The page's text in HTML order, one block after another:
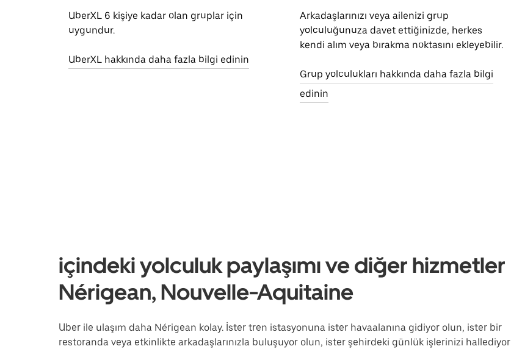
UberXL 6 kişiye kadar olan gruplar için
uygundur.
UberXL hakkında daha fazla bilgi edinin
Arkadaşlarınızı veya ailenizi grup
yolculuğunuza davet ettiğinizde, herkes
kendi alım veya bırakma noktasını ekleyebilir.
Grup yolculukları hakkında daha fazla bilgi
edinin
içindeki yolculuk paylaşımı ve diğer hizmetler
Nérigean, Nouvelle-Aquitaine
Uber ile ulaşım daha Nérigean kolay. İster tren istasyonuna ister havaalanına gidiyor olun, ister bir
restoranda veya etkinlikte arkadaşlarınızla buluşuyor olun, ister şehirdeki günlük işlerinizi hallediyor